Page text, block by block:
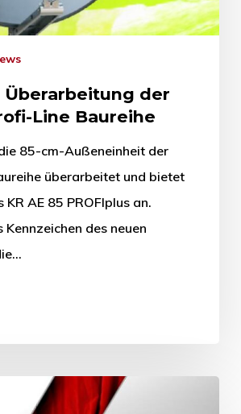
Überarbeitung der
Line Baureihe
85-cm-Außeneinheit der
überarbeitet und bietet
KR AE 85 PROFIplus an.
des neuen